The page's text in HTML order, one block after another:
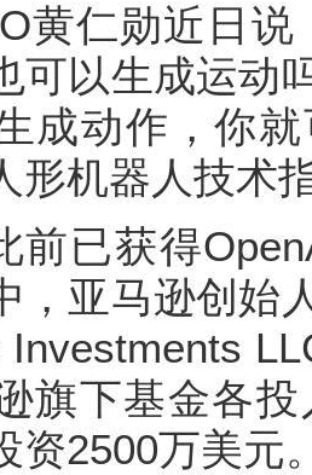
黄仁勋近日说
可以生成运动
成动作，你
形机器人技术
前已获得
，亚马逊创始
旗下基金各
资2500万美元